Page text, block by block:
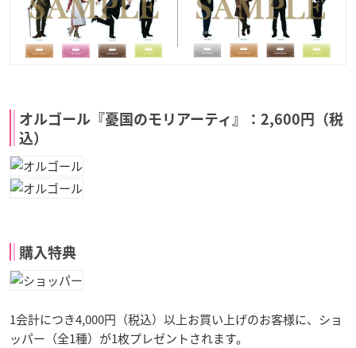
オルゴール『憂国のモリアーティ』：2,600円（税
込）
購入特典
1会計につき4,000円（税込）以上お買い上げのお客様に、ショ
ッパー（全1種）が1枚プレゼントされます。